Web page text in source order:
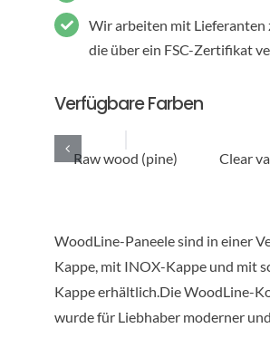
Wir arbeiten mit Lieferanten
die über ein FSC-Zertifikat
Verfügbare Farben
Raw wood (pine) Clear
WoodLine-Paneele sind in einer
Kappe, mit INOX-Kappe und mit
Kappe erhältlich.Die WoodLine-
wurde für Liebhaber moderner